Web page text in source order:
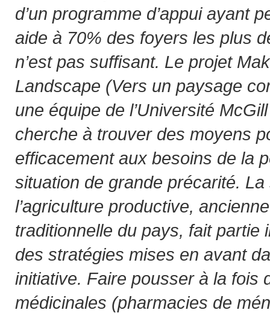
d’un programme d’appui ayant
aide à 70% des foyers les plus
n’est pas suffisant. Le projet
Landscape (Vers un paysage
une équipe de l’Université
cherche à trouver des moyens
efficacement aux besoins de la
situation de grande précarité.
l’agriculture productive,
traditionnelle du pays, fait partie
des stratégies mises en avant
initiative. Faire pousser à la fois
médicinales (pharmacies de